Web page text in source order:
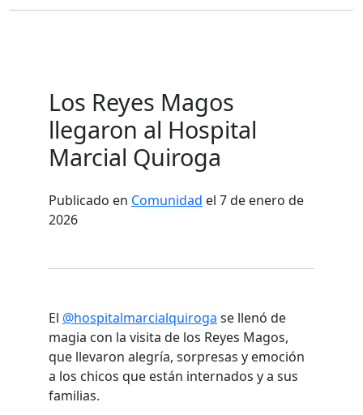
Los Reyes Magos
llegaron al Hospital
Marcial Quiroga
Publicado en Comunidad el 7 de enero de
2026
El @hospitalmarcialquiroga se llenó de
magia con la visita de los Reyes Magos,
que llevaron alegría, sorpresas y emoción
a los chicos que están internados y a sus
familias.